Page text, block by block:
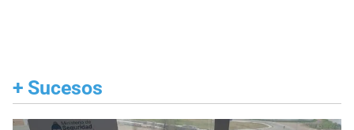
+ Sucesos